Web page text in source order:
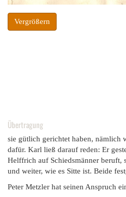
Vergrößern
Übertragung
sie gütlich gerichtet haben, nämlich
dafür. Karl ließ darauf reden: Er
Helffrich auf Schiedsmänner beruft,
und weiter, wie es Sitte ist. Beide
Peter Metzler hat seinen Anspruch